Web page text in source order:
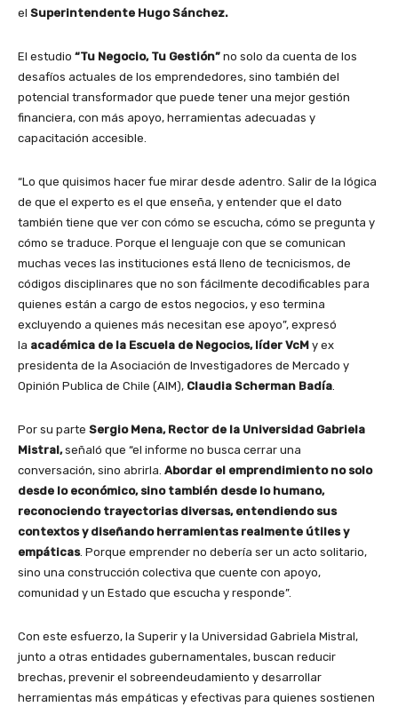
el Superintendente Hugo Sánchez.
El estudio “Tu Negocio, Tu Gestión” no solo da cuenta de los
desafíos actuales de los emprendedores, sino también del
potencial transformador que puede tener una mejor gestión
financiera, con más apoyo, herramientas adecuadas y
capacitación accesible.
“Lo que quisimos hacer fue mirar desde adentro. Salir de la lógica
de que el experto es el que enseña, y entender que el dato
también tiene que ver con cómo se escucha, cómo se pregunta y
cómo se traduce. Porque el lenguaje con que se comunican
muchas veces las instituciones está lleno de tecnicismos, de
códigos disciplinares que no son fácilmente decodificables para
quienes están a cargo de estos negocios, y eso termina
excluyendo a quienes más necesitan ese apoyo”, expresó
la académica de la Escuela de Negocios, líder VcM y ex
presidenta de la Asociación de Investigadores de Mercado y
Opinión Publica de Chile (AIM), Claudia Scherman Badía
Por su parte Sergio Mena, Rector de la Universidad Gabriela
Mistral,señaló que “el informe no busca cerrar una
conversación, sino abrirla. Abordar el emprendimiento no solo
desde lo económico, sino también desde lo humano,
reconociendo trayectorias diversas, entendiendo sus
contextos y diseñando herramientas realmente útiles y
empáticas. Porque emprender no debería ser un acto solitario,
sino una construcción colectiva que cuente con apoyo,
comunidad y un Estado que escucha y responde”.
Con este esfuerzo, la Superir y la Universidad Gabriela Mistral,
junto a otras entidades gubernamentales, buscan reducir
brechas, prevenir el sobreendeudamiento y desarrollar
herramientas más empáticas y efectivas para quienes sostienen